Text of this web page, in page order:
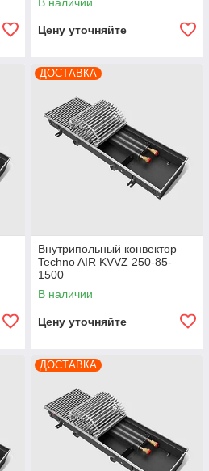
Цену уточняйте
ДОСТАВКА
Внутрипольный конвектор
Techno AIR KVVZ 250-85-
1500
В наличии
Цену уточняйте
ДОСТАВКА